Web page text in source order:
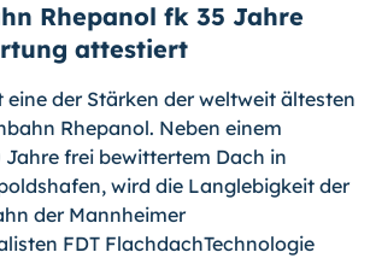
Rhepanol fk 35 Jahre
attestiert
der Stärken der weltweit ältesten
Rhepanol. Neben einem
frei bewittertem Dach in
wird die Langlebigkeit der
der Mannheimer
FDT FlachdachTechnologie